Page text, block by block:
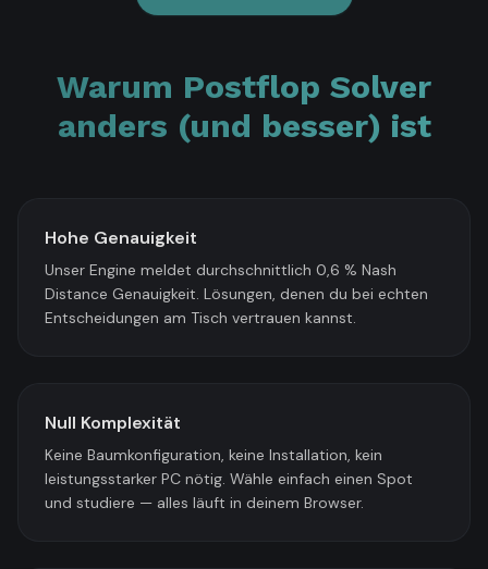
Warum Postflop Solver
anders (und besser) ist
Hohe Genauigkeit
Unser Engine meldet durchschnittlich 0,6 % Nash
Distance Genauigkeit. Lösungen, denen du bei echten
Entscheidungen am Tisch vertrauen kannst.
Null Komplexität
Keine Baumkonfiguration, keine Installation, kein
leistungsstarker PC nötig. Wähle einfach einen Spot
und studiere — alles läuft in deinem Browser.